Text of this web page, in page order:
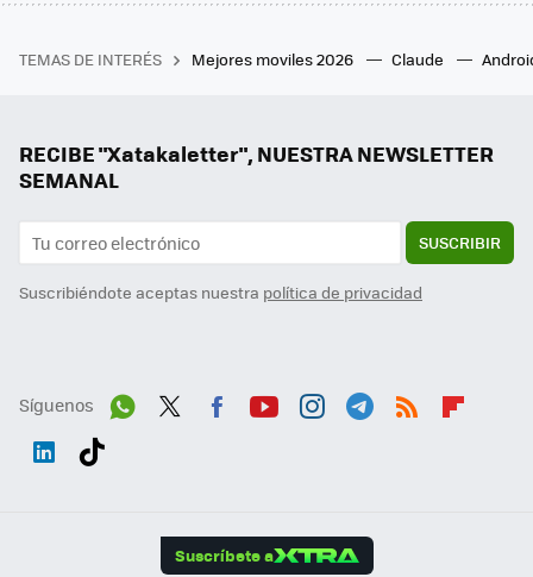
TEMAS DE INTERÉS Mejores moviles 2026 Claude
RECIBE "Xatakaletter", NUESTRA NEWSLETTER
SEMANAL
SUSCRIBIR
Suscribiéndote aceptas nuestra política de privacidad
Síguenos
Suscríbete a